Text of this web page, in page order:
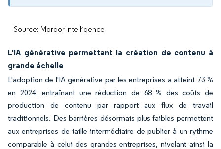
Source: Mordor Intelligence
L'IA générative permettant la création de contenu à
grande échelle
L'adoption de l'IA générative par les entreprises a atteint 73 %
en 2024, entraînant une réduction de 68 % des coûts de
production de contenu par rapport aux flux de travail
traditionnels. Des barrières désormais plus faibles permettent
aux entreprises de taille intermédiaire de publier à un rythme
comparable à celui des grandes entreprises, nivelant ainsi la